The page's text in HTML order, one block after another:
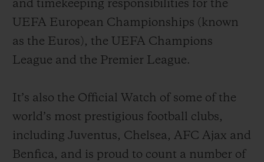
and timekeeping responsibilities for the
UEFA European Championships (known
as the Euros), the UEFA Champions
League and the Premier League.
It’s also the Official Watch of some of the
world’s most prestigious football clubs,
including Juventus, Chelsea, AFC Ajax and
Benfica, and is proud to count a number of